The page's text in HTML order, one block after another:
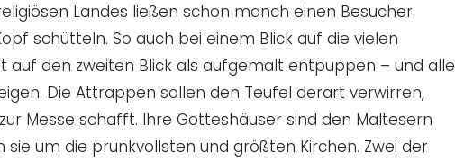
Landes ließen schon manch einen Besucher
schütteln. So auch bei einem Blick auf die vielen
auf den zweiten Blick als aufgemalt entpuppen – und alle
Die Attrappen sollen den Teufel derart verwirren,
Messe schafft. Ihre Gotteshäuser sind den Maltesern
sie um die prunkvollsten und größten Kirchen. Zwei der